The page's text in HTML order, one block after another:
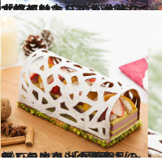
2015.11.1
古都の魅力を知る素敵な女性とは？ これが本当の「京都ひとり」ガイド
カルチャー
2015.11.26
ワンランク上の贈りものがここに！ 「星野リゾート」のオリジナル商品
旅＆お出かけ